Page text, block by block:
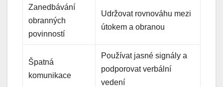
Zanedbávání
obranných
povinností
Udržovat rovnováhu mezi
útokem a obranou
Špatná
komunikace
Používat jasné signály a
podporovat verbální
vedení